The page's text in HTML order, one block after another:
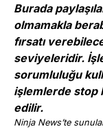
Burada
olmamakla
fırsatı
seviyeleridir.
sorumluluğu
işlemlerde stop
edilir.
Ninja News’te